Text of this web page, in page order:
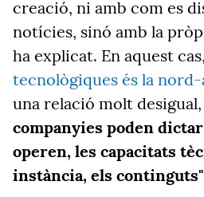
creació, ni amb com es
notícies, sinó amb la
ha explicat. En aquest cas,
tecnològiques és la
una relació molt
companyies poden
operen, les capacitats
instància, els continguts"